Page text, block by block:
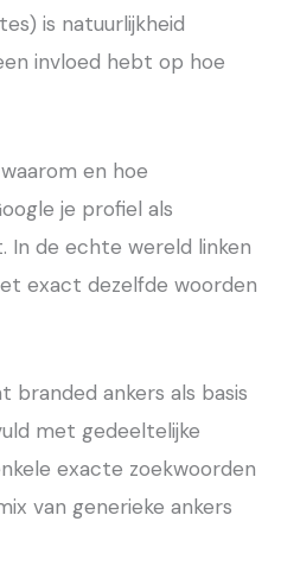
is natuurlijkheid
invloed hebt op hoe
en hoe
je profiel als
de echte wereld linken
exact dezelfde woorden
branded ankers als basis
met gedeeltelijke
exacte zoekwoorden
van generieke ankers